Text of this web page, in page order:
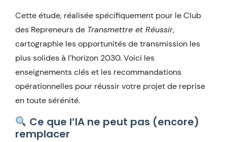
Cette étude, réalisée spécifiquement pour le Club
des Repreneurs de Transmettre et Réussir,
cartographie les opportunités de transmission les
plus solides à l’horizon 2030. Voici les
enseignements clés et les recommandations
opérationnelles pour réussir votre projet de reprise
en toute sérénité.
Ce que l’IA ne peut pas (encore)
remplacer